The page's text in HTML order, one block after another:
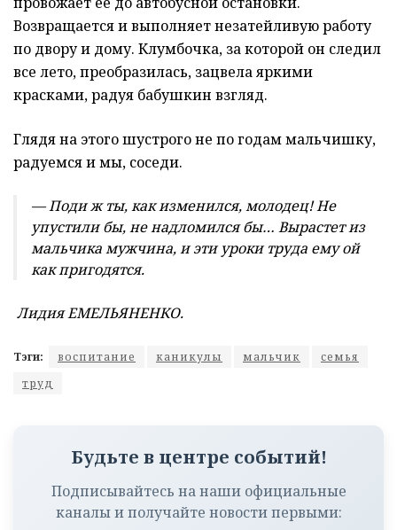
Возвращается и выполняет незатейливую работу
по двору и дому. Клумбочка, за которой он следил
все лето, преобразилась, зацвела яркими
красками, радуя бабушкин взгляд.
Глядя на этого шустрого не по годам мальчишку,
радуемся и мы, соседи.
— Поди ж ты, как изменился, молодец! Не
упустили бы, не надломился бы… Вырастет из
мальчика мужчина, и эти уроки труда ему ой
как пригодятся.
Лидия ЕМЕЛЬЯНЕНКО.
Тэги: воспитание каникулы мальчик
семья
труд
Будьте в центре событий!
Подписывайтесь на наши официальные
каналы и получайте новости первыми: